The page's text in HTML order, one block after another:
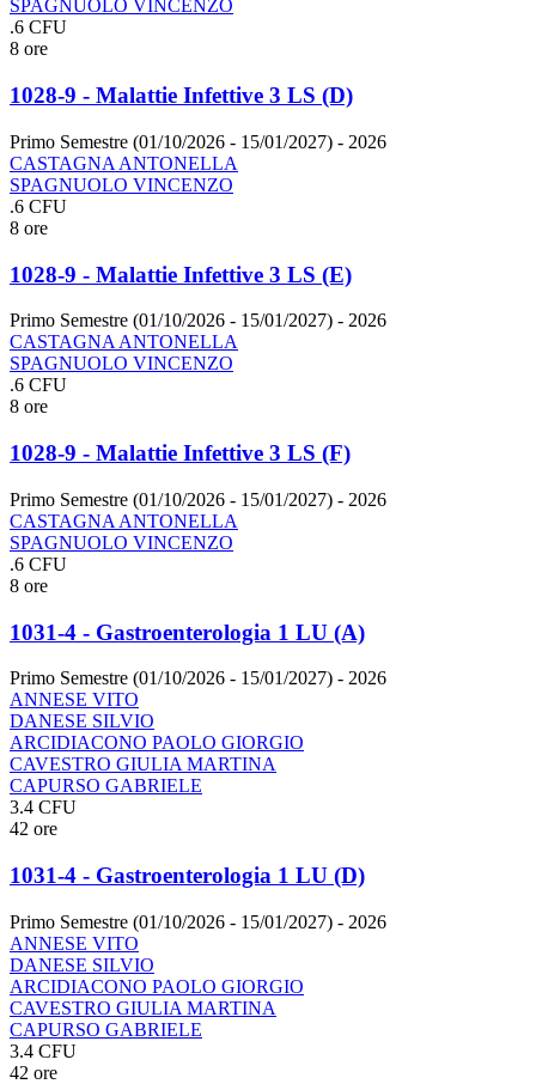
SPAGNUOLO VINCENZO
.6 CFU
8 ore
1028-9 - Malattie Infettive 3 LS (D)
Primo Semestre (01/10/2026 - 15/01/2027) - 2026
CASTAGNA ANTONELLA
SPAGNUOLO VINCENZO
.6 CFU
8 ore
1028-9 - Malattie Infettive 3 LS (E)
Primo Semestre (01/10/2026 - 15/01/2027) - 2026
CASTAGNA ANTONELLA
SPAGNUOLO VINCENZO
.6 CFU
8 ore
1028-9 - Malattie Infettive 3 LS (F)
Primo Semestre (01/10/2026 - 15/01/2027) - 2026
CASTAGNA ANTONELLA
SPAGNUOLO VINCENZO
.6 CFU
8 ore
1031-4 - Gastroenterologia 1 LU (A)
Primo Semestre (01/10/2026 - 15/01/2027) - 2026
ANNESE VITO
DANESE SILVIO
ARCIDIACONO PAOLO GIORGIO
CAVESTRO GIULIA MARTINA
CAPURSO GABRIELE
3.4 CFU
42 ore
1031-4 - Gastroenterologia 1 LU (D)
Primo Semestre (01/10/2026 - 15/01/2027) - 2026
ANNESE VITO
DANESE SILVIO
ARCIDIACONO PAOLO GIORGIO
CAVESTRO GIULIA MARTINA
CAPURSO GABRIELE
3.4 CFU
42 ore